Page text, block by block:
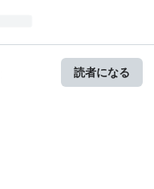
読者になる